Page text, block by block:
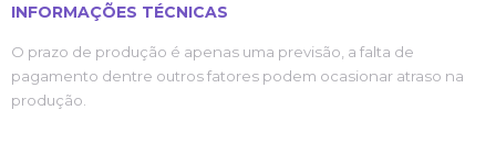
INFORMAÇÕES TÉCNICAS
O prazo de produção é apenas uma previsão, a falta de
pagamento dentre outros fatores podem ocasionar atraso na
produção.